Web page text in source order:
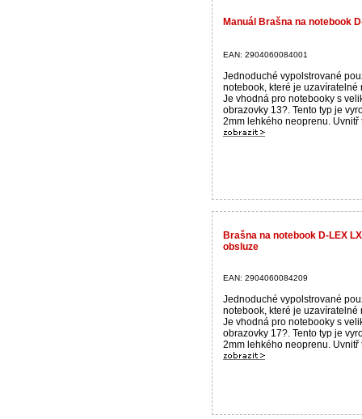
Manuál Brašna na notebook
EAN: 2904060084001
Jednoduché vypolstrované
notebook, které je uzavíratelné
Je vhodná pro notebooky s
obrazovky 13?. Tento typ je
2mm lehkého neoprenu. Uvnitř
Brašna na notebook D-LEX
obsluze
EAN: 2904060084209
Jednoduché vypolstrované
notebook, které je uzavíratelné
Je vhodná pro notebooky s
obrazovky 17?. Tento typ je
2mm lehkého neoprenu. Uvnitř